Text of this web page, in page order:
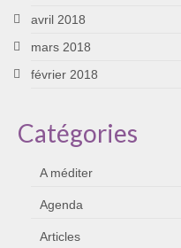
avril 2018
mars 2018
février 2018
Catégories
A méditer
Agenda
Articles